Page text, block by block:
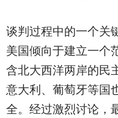
谈判过程中的一个关
美国倾向于建立一个
含北大西洋两岸的民
意大利、葡萄牙等国
全。经过激烈讨论，